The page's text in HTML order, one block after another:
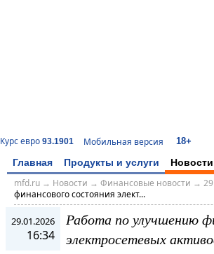
Курс евро 93.1901 Мобильная версия 18+
Главная Продукты и услуги Новости
mfd.ru→ Новости → Финансовые новости →
финансового состояния элект...
29.01.2026
16:34
Работа по улучшению
электросетевых